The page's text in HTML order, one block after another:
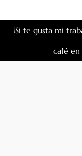
¡Si te gusta mi
café en